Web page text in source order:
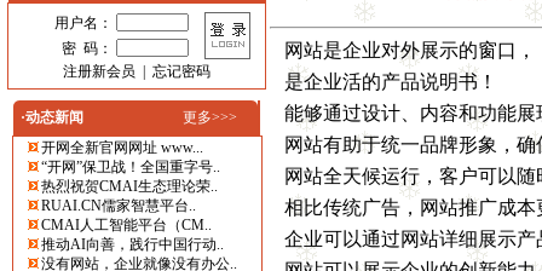
用户名：
密 码：
注册新会员
忘记密码
·动态新闻
更多>>>
开网全新官网网址 www...
“开网”保卫战！全国重字号..
热烈祝贺CMAI生态理论荣..
RUAI.CN儒家智慧平台..
CMAI人工智能平台（CM..
推动AI向善，践行中国行动..
没有网站，企业就像没有办公..
网站是企业对外展示的窗口，
是企业活的产品说明书！
能够通过设计、内容和功能
网站有助于统一品牌形象，
网站全天候运行，客户可以
相比传统广告，网站推广成
企业可以通过网站详细展示